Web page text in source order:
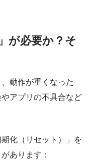
が必要か？そ
動作が重くなった
アプリの不具合など
化（リセット）」を
あります：